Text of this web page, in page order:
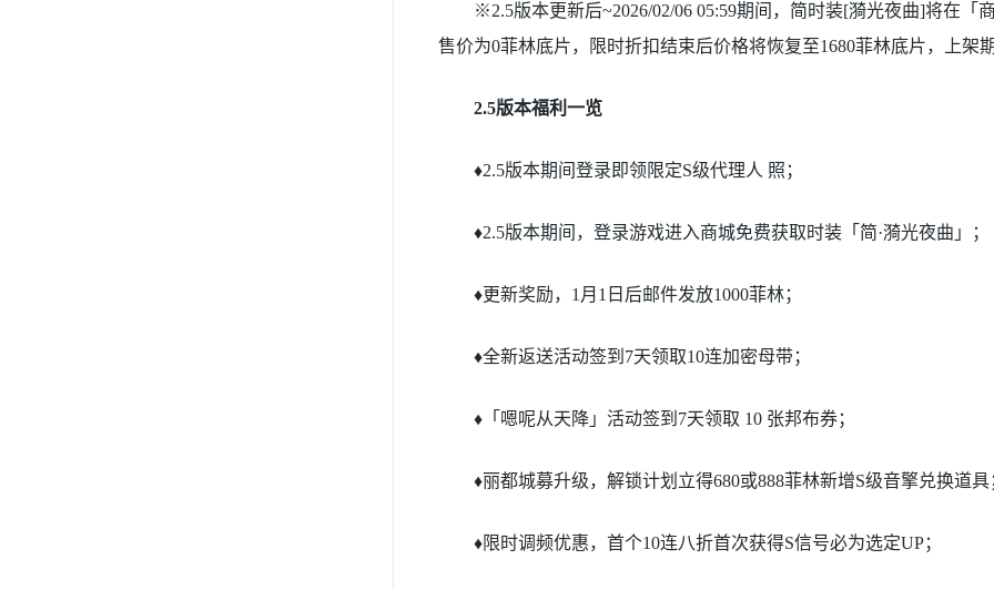
※2.5版本更新后~2026/02/06 05:59期间，简时装[漪光夜曲]将在
售价为0菲林底片，限时折扣结束后价格将恢复至1680菲林底片，上架
2.5版本福利一览
♦2.5版本期间登录即领限定S级代理人 照；
♦2.5版本期间，登录游戏进入商城免费获取时装「简·漪光夜曲」；
♦更新奖励，1月1日后邮件发放1000菲林；
♦全新返送活动签到7天领取10连加密母带；
♦「嗯呢从天降」活动签到7天领取 10 张邦布券；
♦丽都城募升级，解锁计划立得680或888菲林新增S级音擎兑换道具
♦限时调频优惠，首个10连八折首次获得S信号必为选定UP；